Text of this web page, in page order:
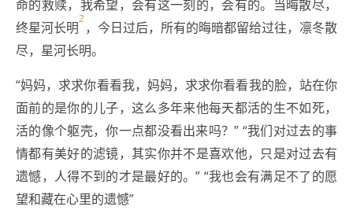
命的救赎，我希望，会有这一刻的，会有的。当晦散尽，
终星河长明
2
，今日过后，所有的晦暗都留给过往，凛冬散
尽，星河长明。
“妈妈，求求你看看我，妈妈，求求你看看我的脸，站在你
面前的是你的儿子，这么多年来他每天都活的生不如死，
活的像个躯壳，你一点都没看出来吗？” “我们对过去的事
情都有美好的滤镜，其实你并不是喜欢他，只是对过去有
遗憾，人得不到的才是最好的。” “我也会有满足不了的愿
望和藏在心里的遗憾”